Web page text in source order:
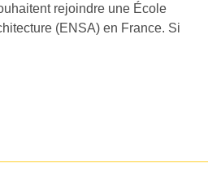
rejoindre une École
(ENSA) en France. Si